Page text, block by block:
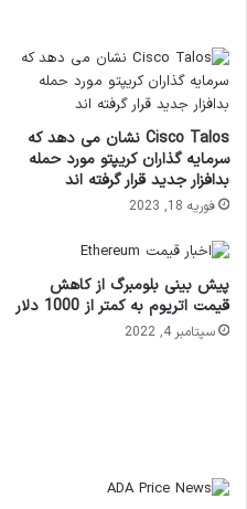
Cisco Talos نشان می دهد که
سرمایه گذاران کریپتو مورد حمله
بدافزار جدید قرار گرفته اند
فوریه 18, 2023
پیش بینی بلومبرگ از کاهش
قیمت اتریوم به کمتر از 1000 دلار
سپتامبر 4, 2022